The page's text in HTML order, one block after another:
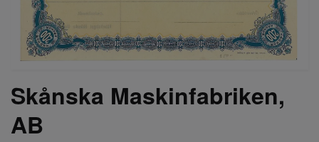
Skånska Maskinfabriken,
AB